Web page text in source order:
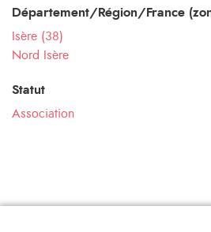
Département/Région/France
Isère (38)
Nord Isère
Statut
Association